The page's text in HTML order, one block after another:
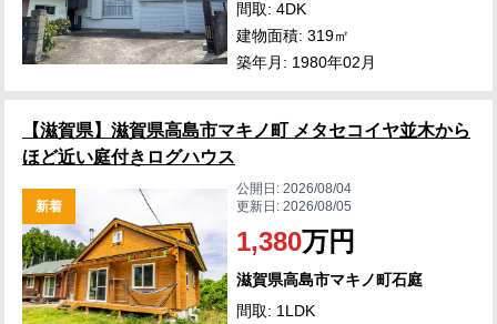
間取: 4DK
建物面積: 319㎡
築年月: 1980年02月
【滋賀県】滋賀県高島市マキノ町 メタセコイヤ並木から
ほど近い庭付きログハウス
新着
公開日:2026/08/04
更新日:2026/08/05
1,380万円
滋賀県高島市マキノ町石庭
間取: 1LDK